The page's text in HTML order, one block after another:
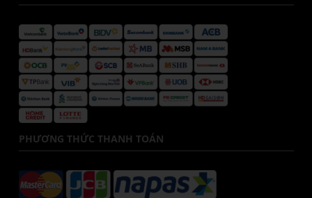
PHƯƠNG THỨC THANH TOÁN